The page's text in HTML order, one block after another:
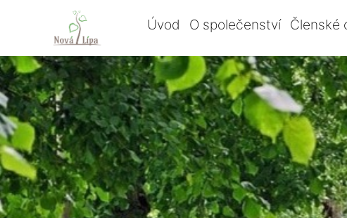
Úvod O společenství Členské